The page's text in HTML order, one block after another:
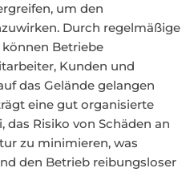
um den
Durch regelmäßige
Betriebe
Kunden und
das Gelände gelangen
eine gut organisierte
das Risiko von Schäden an
zu minimieren, was
den Betrieb reibungsloser